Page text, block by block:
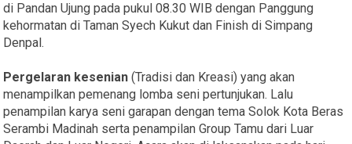
di Pandan Ujung pada pukul 08.30 WIB dengan Panggung
kehormatan di Taman Syech Kukut dan Finish di Simpang
Denpal.
Pergelaran kesenian (Tradisi dan Kreasi) yang akan
menampilkan pemenang lomba seni pertunjukan. Lalu
penampilan karya seni garapan dengan tema Solok Kota Beras
Serambi Madinah serta penampilan Group Tamu dari Luar